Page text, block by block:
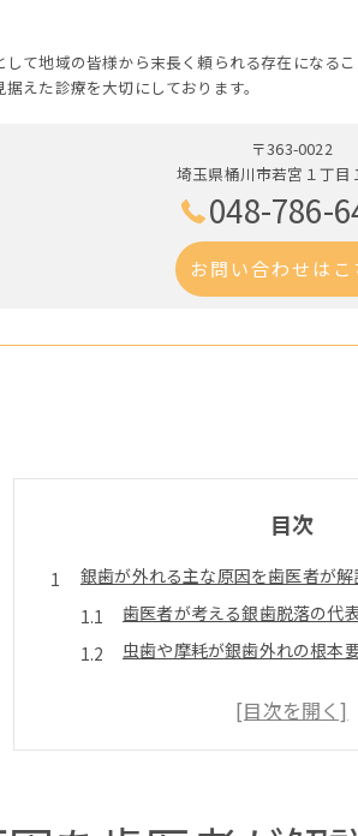
して地域の皆様から末長く頼られる存在になる
えた診療を大切にしております。
〒363-0022
埼玉県桶川市若宮１丁目
048-786-
お問い合わせはこ
目次
銀歯が外れる主な原因を歯医者が解
歯医者が考える銀歯脱落の代
虫歯や摩耗が銀歯外れの根本
歯医者が語る銀歯の寿命と耐